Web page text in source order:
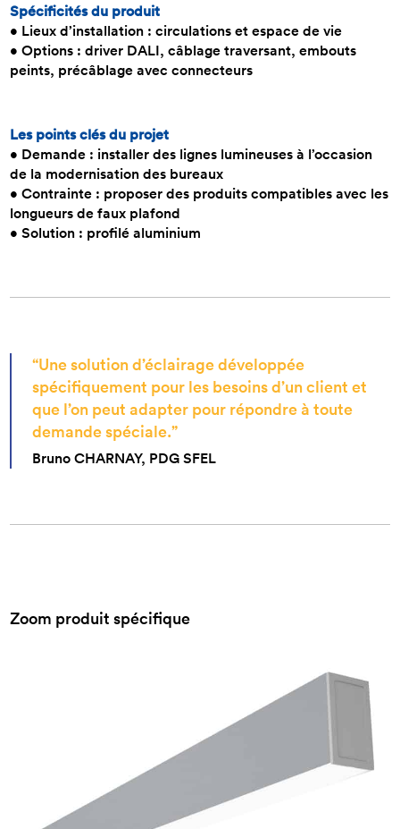
Spécificités du produit
• Lieux d’installation : circulations et espace de vie
• Options : driver DALI, câblage traversant, embouts
peints, précâblage avec connecteurs
Les points clés du projet
• Demande : installer des lignes lumineuses à l’occasion
de la modernisation des bureaux
• Contrainte : proposer des produits compatibles avec les
longueurs de faux plafond
• Solution : profilé aluminium
“Une solution d’éclairage développée
spécifiquement pour les besoins d’un client et
que l’on peut adapter pour répondre à toute
demande spéciale.”
Bruno CHARNAY, PDG SFEL
Zoom produit spécifique